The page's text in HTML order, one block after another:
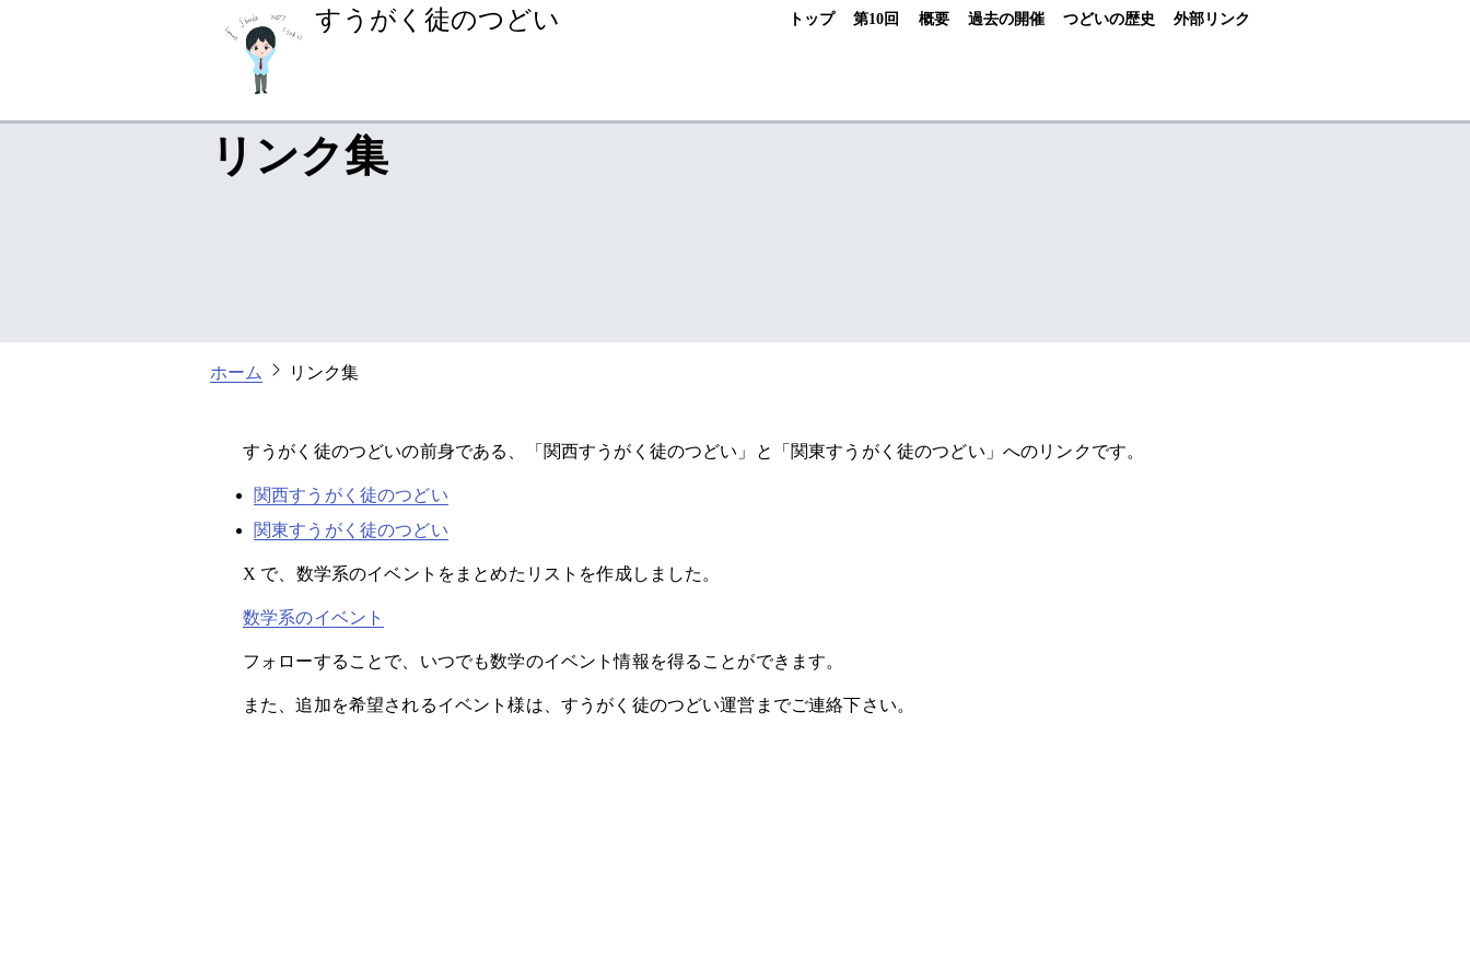
すうがく徒のつどい トップ 第10回 概要 過去の開催 つどいの歴史 外部リンク
リンク集
ホーム リンク集
すうがく徒のつどいの前身である、「関西すうがく徒のつどい」と「関東すうがく徒のつどい」へのリンクです。
関西すうがく徒のつどい
関東すうがく徒のつどい
X で、数学系のイベントをまとめたリストを作成しました。
数学系のイベント
フォローすることで、いつでも数学のイベント情報を得ることができます。
また、追加を希望されるイベント様は、すうがく徒のつどい運営までご連絡下さい。